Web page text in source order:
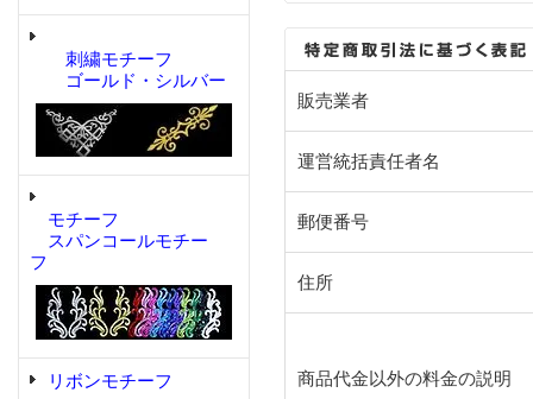
刺繍モチーフ
ゴールド・シルバー
モチーフ
スパンコールモチー
フ
リボンモチーフ
販売業者
運営統括責任者名
郵便番号
住所
商品代金以外の料金の説明